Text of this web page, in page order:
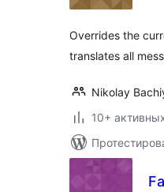
Overrides the
translates all
Nikolay
10+